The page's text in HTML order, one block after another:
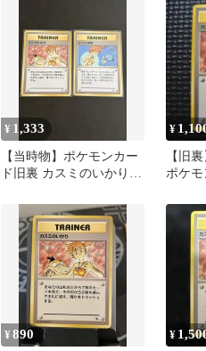
¥ 1,333
【当時物】ポケモンカー
ド旧裏 カスミのいかり
¥
【旧
ポケモ
¥890 ¥